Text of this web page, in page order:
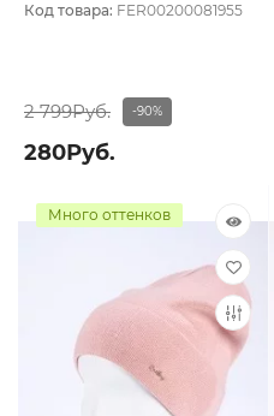
Код товара: FER00200081955
2 799Руб. -90%
280Руб.
Много оттенков